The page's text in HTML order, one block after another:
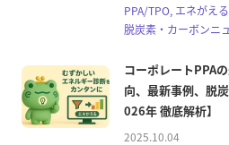
PPA/TPO, エネがえ
脱炭素・カーボンニ
コーポレートPPA
向、最新事例、脱
026年 徹底解析】
2025.10.04